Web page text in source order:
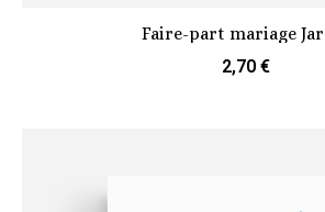
Faire-part mariage
2,70 €